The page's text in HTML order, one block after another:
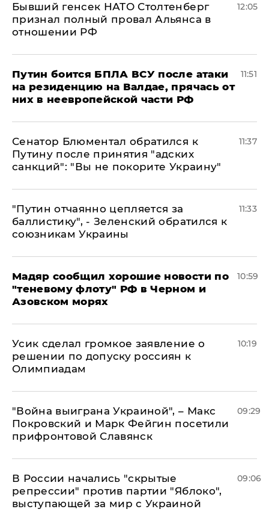
Бывший генсек НАТО Столтенберг
признал полный провал Альянса в
отношении РФ
12:05
Путин боится БПЛА ВСУ после атаки
на резиденцию на Валдае, прячась от
них в неевропейской части РФ
11:51
Сенатор Блюментал обратился к
Путину после принятия "адских
санкций": "Вы не покорите Украину"
11:37
"Путин отчаянно цепляется за
баллистику", - Зеленский обратился к
союзникам Украины
11:33
Мадяр сообщил хорошие новости по
"теневому флоту" РФ в Черном и
Азовском морях
10:59
Усик сделал громкое заявление о
решении по допуску россиян к
Олимпиадам
10:19
"Война выиграна Украиной", – Макс
Покровский и Марк Фейгин посетили
прифронтовой Славянск
09:29
В России начались "скрытые
репрессии" против партии "Яблоко",
выступающей за мир с Украиной
09:06